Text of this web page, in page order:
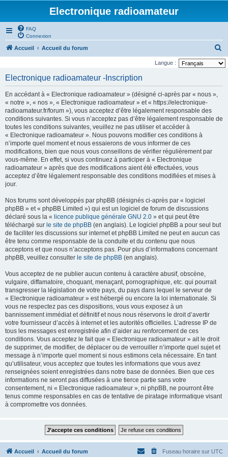
Electronique radioamateur
FAQ
Connexion
Accueil Accueil du forum
e
Langue :
Electronique radioamateur -Inscription
En accédant à « Electronique radioamateur » (désigné ci-après par « nous »,
« notre », « nos », « Electronique radioamateur » et « https://electronique-
radioamateur.fr/forum »), vous acceptez d’être légalement responsable des
conditions suivantes. Si vous n’acceptez pas d’être légalement responsable de
toutes les conditions suivantes, veuillez ne pas utiliser et accéder à
« Electronique radioamateur ». Nous pouvons modifier ces conditions à
n’importe quel moment et nous essaierons de vous informer de ces
modifications, bien que nous vous conseillons de vérifier régulièrement par
vous-même. En effet, si vous continuez à participer à « Electronique
radioamateur » après que des modifications aient été effectuées, vous
acceptez d’être légalement responsable des conditions modifiées et mises à
jour.
Nos forums sont développés par phpBB (désignés ci-après par « logiciel
phpBB » et « phpBB Limited ») qui est un logiciel de forum de discussions
déclaré sous la « licence publique générale GNU 2.0 » et qui peut être
téléchargé sur le site de phpBB (en anglais). Le logiciel phpBB a pour seul but
de faciliter les discussions sur internet et phpBB Limited ne peut en aucun cas
être tenu comme responsable de la conduite et du contenu que nous
acceptons et que nous n’acceptons pas. Pour plus d’informations concernant
phpBB, veuillez consulter le site de phpBB (en anglais).
Vous acceptez de ne publier aucun contenu à caractère abusif, obscène,
vulgaire, diffamatoire, choquant, menaçant, pornographique, etc. qui pourrait
transgresser la législation de votre pays, du pays dans lequel le serveur de
« Electronique radioamateur » est hébergé ou encore la loi internationale. Si
vous ne respectez pas ces dispositions, vous vous exposez à un
bannissement immédiat et définitif et nous nous réservons le droit d’avertir
votre fournisseur d’accès à internet et les autorités officielles. L’adresse IP de
tous les messages est enregistrée afin d’aider au renforcement de ces
conditions. Vous acceptez le fait que « Electronique radioamateur » ait le droit
de supprimer, de modifier, de déplacer ou de verrouiller n’importe quel sujet et
message à n’importe quel moment si nous estimons cela nécessaire. En tant
qu’utilisateur, vous acceptez que toutes les informations que vous avez
renseignées soient enregistrées dans notre base de données. Bien que ces
informations ne seront pas diffusées à une tierce partie sans votre
consentement, ni « Electronique radioamateur », ni phpBB, ne pourront être
tenus comme responsables en cas de tentative de piratage informatique visant
à compromettre vos données.
Accueil Accueil du forum Fuseau horaire sur UTC